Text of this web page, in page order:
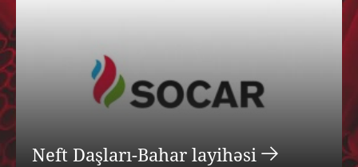
Neft Daşları-Bahar layihəsi